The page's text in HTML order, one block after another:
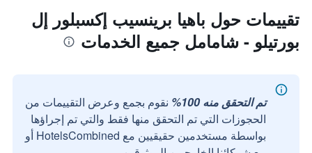
تقييمات حول باهيا برينسيب إكسبلور إل
بورتيلو - شامامل جميع الخدمات
تم التحقق منه 100%
نقوم بجمع وعرض التقييمات من
الحجوزات التي تم التحقق منها فقط والتي تم إجراؤها
بواسطة مستخدمين حقيقيين مع HotelsCombined أو